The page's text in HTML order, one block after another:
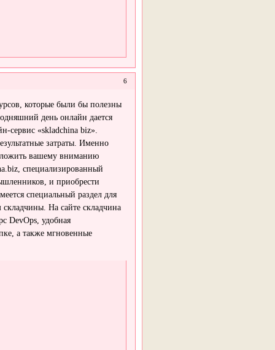
6
которые были бы полезны
день онлайн дается
сервис «skladchina biz».
затраты. Именно
вашему вниманию
специализированный
и приобрести
специальный раздел для
На сайте складчина
DevOps, удобная
а также мгновенные